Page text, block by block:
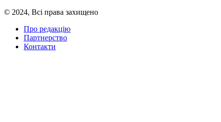
© 2024, Всі права захищено
Про редакцію
Партнерство
Контакти